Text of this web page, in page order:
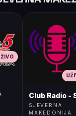
Club Radio -
SJEVERNA
MAKEDONIJA